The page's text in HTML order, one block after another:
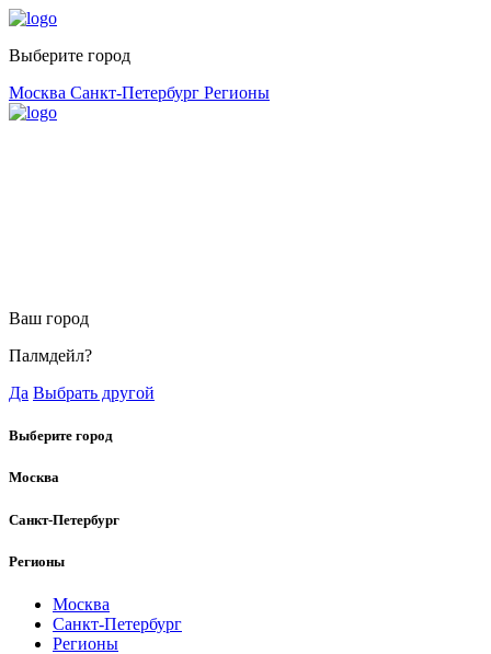
Выберите город
Москва Санкт-Петербург Регионы
Ваш город
Палмдейл?
Да Выбрать другой
Выберите город
Москва
Санкт-Петербург
Регионы
Москва
Санкт-Петербург
Регионы